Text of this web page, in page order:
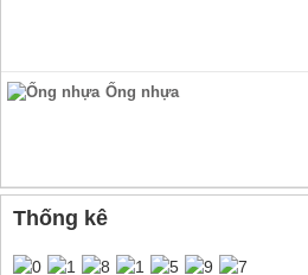
Ống nhựa
Thống kê